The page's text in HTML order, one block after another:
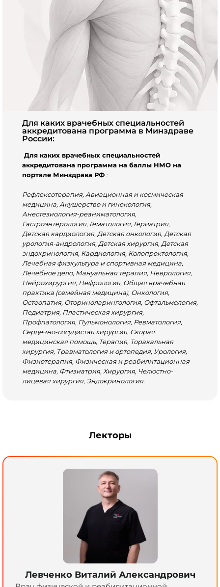
Для каких врачебных специальностей
аккредитована программа в Минздраве
России:
Для каких врачебных специальностей
аккредитована программа на баллы НМО на
портале Минздрава РФ :
Рефлексотерапия, Авиационная и космическая
медицина, Акушерство и гинекология,
Анестезиология-реаниматология,
Гастроэнтерология, Гематология, Гериатрия,
Детская кардиология, Детская онкология, Детская
урология-андрология, Детская хирургия, Детская
эндокринология, Кардиология, Колопроктология,
Лечебная физкультура и спортивная медицина,
Лечебное дело, Мануальная терапия, Неврология,
Нейрохирургия, Нефрология, Общая врачебная
практика (семейная медицина), Онкология,
Остеопатия, Оториноларингология, Офтальмология,
Педиатрия, Пластическая хирургия,
Профпатология, Пульмонология, Ревматология,
Сердечно-сосудистая хирургия, Скорая
медицинская помощь, Терапия, Торакальная
хирургия, Травматология и ортопедия, Урология,
Физиотерапия, Физическая и реабилитационная
медицина, Фтизиатрия, Хирургия, Челюстно-
лицевая хирургия, Эндокринология.
Лекторы
Левченко Виталий Александрович